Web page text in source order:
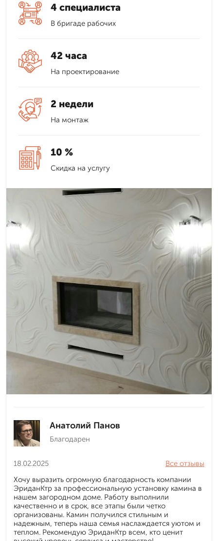
4 специалиста
В бригаде рабочих
42 часа
На проектирование
2 недели
На монтаж
10 %
Скидка на услугу
Анатолий Панов
Благодарен
18.02.2025
Все отзывы
Хочу выразить огромную благодарность компании
ЭриданКтр за профессиональную установку камина в
нашем загородном доме. Работу выполнили
качественно и в срок, все этапы были четко
организованы. Камин получился стильным и
надежным, теперь наша семья наслаждается уютом и
теплом. Рекомендую ЭриданКтр всем, кто ценит